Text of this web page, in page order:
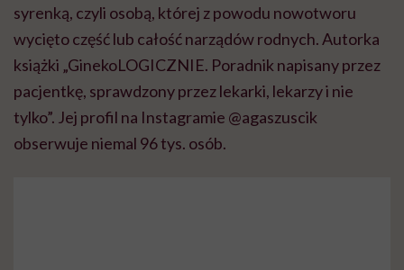
syrenką, czyli osobą, której z powodu nowotworu
wycięto część lub całość narządów rodnych. Autorka
książki „GinekoLOGICZNIE. Poradnik napisany przez
pacjentkę, sprawdzony przez lekarki, lekarzy i nie
tylko”. Jej profil na Instagramie @agaszuscik
obserwuje niemal 96 tys. osób.